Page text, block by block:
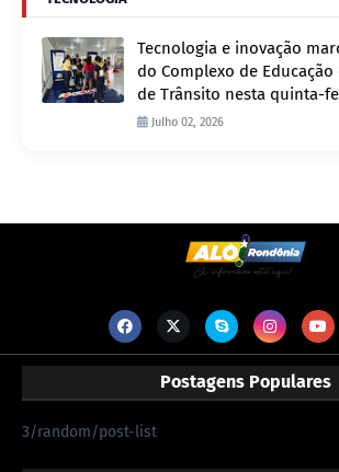
Tecnologia e inovação
do Complexo de Educação
de Trânsito nesta quinta-
Julho 02, 2026
Postagens Populares
3/random/post-list